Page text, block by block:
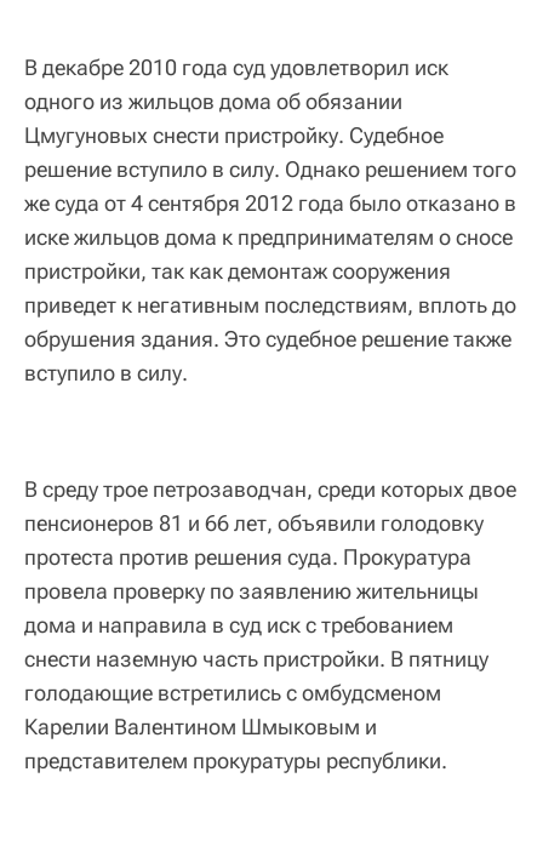
В декабре 2010 года суд удовлетворил иск
одного из жильцов дома об обязании
Цмугуновых снести пристройку. Судебное
решение вступило в силу. Однако решением того
же суда от 4 сентября 2012 года было отказано в
иске жильцов дома к предпринимателям о сносе
пристройки, так как демонтаж сооружения
приведет к негативным последствиям, вплоть до
обрушения здания. Это судебное решение также
вступило в силу.
В среду трое петрозаводчан, среди которых двое
пенсионеров 81 и 66 лет, объявили голодовку
протеста против решения суда. Прокуратура
провела проверку по заявлению жительницы
дома и направила в суд иск с требованием
снести наземную часть пристройки. В пятницу
голодающие встретились с омбудсменом
Карелии Валентином Шмыковым и
представителем прокуратуры республики.